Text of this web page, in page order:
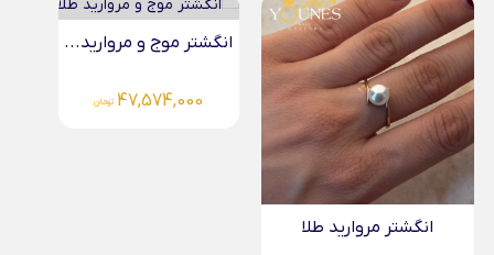
انگشتر مروارید طلا
انگشتر موج و مروارید...
47,574,000 تومان